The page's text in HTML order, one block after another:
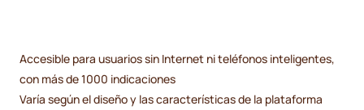
Accesible para usuarios sin Internet ni teléfonos inteligentes,
con más de 1000 indicaciones
Varía según el diseño y las características de la plataforma